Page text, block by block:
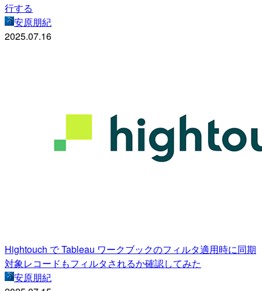
行する
安原朋紀
2025.07.16
Hightouch で Tableau ワークブックのフィルタ適用時に同期
対象レコードもフィルタされるか確認してみた
安原朋紀